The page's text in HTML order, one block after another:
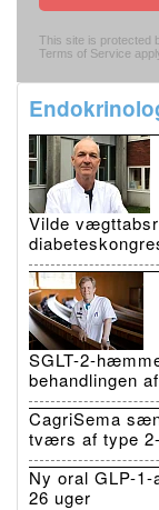
This site is protected
Terms of Service
Vilde
SGLT-2-
behandlingen
CagriSema
tværs af type
Ny oral GLP-
26 uger